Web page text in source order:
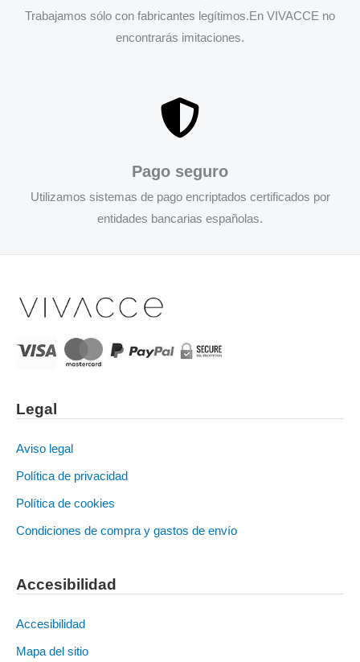
Trabajamos sólo con fabricantes legítimos.En VIVACCE no
encontrarás imitaciones.
Pago seguro
Utilizamos sistemas de pago encriptados certificados por
entidades bancarias españolas.
Legal
Aviso legal
Política de privacidad
Política de cookies
Condiciones de compra y gastos de envío
Accesibilidad
Accesibilidad
Mapa del sitio